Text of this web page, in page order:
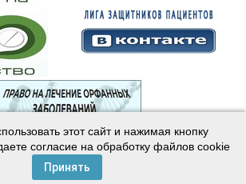
© 2003—2024 Лига защитников пациентов
Создание сайта — Интернет-студияМайер
этот сайт и нажимая кнопку
согласие на обработку файлов cookie
Принять